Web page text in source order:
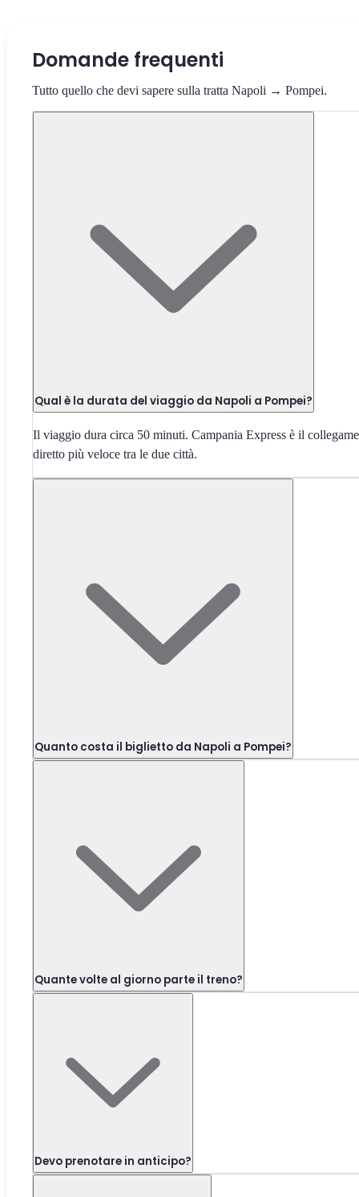
Domande frequenti
Tutto quello che devi sapere sulla tratta Napoli → Pompei.
Qual è la durata del viaggio da Napoli a Pompei?
Il viaggio dura circa 50 minuti. Campania Express è il
diretto più veloce tra le due città.
Quanto costa il biglietto da Napoli a Pompei?
Quante volte al giorno parte il treno?
Devo prenotare in anticipo?